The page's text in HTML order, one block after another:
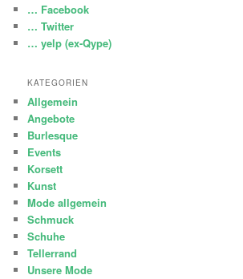
… Facebook
… Twitter
… yelp (ex-Qype)
KATEGORIEN
Allgemein
Angebote
Burlesque
Events
Korsett
Kunst
Mode allgemein
Schmuck
Schuhe
Tellerrand
Unsere Mode